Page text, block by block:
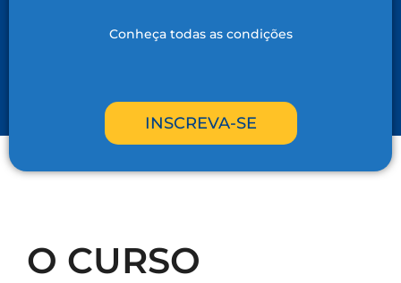
Conheça todas as condições
INSCREVA-SE
O CURSO